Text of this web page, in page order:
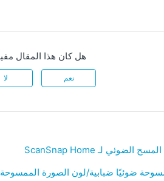
هل كان هذا المقال
نعم لا